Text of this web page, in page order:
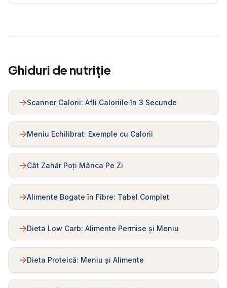
Ghiduri de nutriție
Scanner Calorii: Afli Caloriile în 3 Secunde
Meniu Echilibrat: Exemple cu Calorii
Cât Zahăr Poți Mânca Pe Zi
Alimente Bogate în Fibre: Tabel Complet
Dieta Low Carb: Alimente Permise și Meniu
Dieta Proteică: Meniu și Alimente